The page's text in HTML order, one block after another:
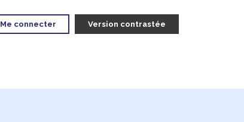
Me connecter Version contrastée